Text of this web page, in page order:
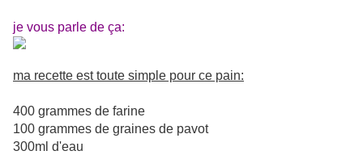
je vous parle de ça:
ma recette est toute simple pour ce pain:
400 grammes de farine
100 grammes de graines de pavot
300ml d'eau